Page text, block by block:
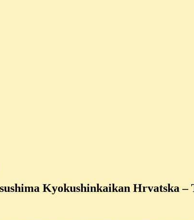
Kyokushinkaikan Hrvatska –